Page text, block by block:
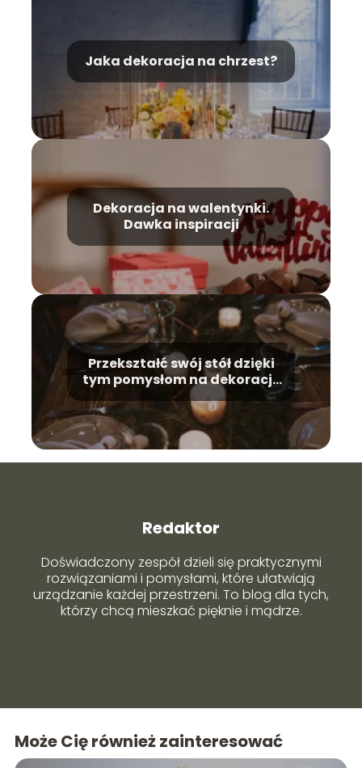
Jaka dekoracja na chrzest‍?
Dekoracja na walentynki.
Dawka inspiracji
Przekształć swój stół dzięki
tym pomysłom na dekorację
stołu!
Redaktor
Doświadczony zespół dzieli się praktycznymi
rozwiązaniami i pomysłami, które ułatwiają
urządzanie każdej przestrzeni. To blog dla tych,
którzy chcą mieszkać pięknie i mądrze.
Może Cię również zainteresować